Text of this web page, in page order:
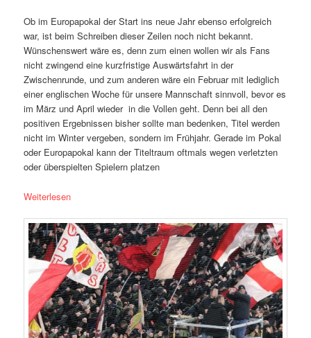
Ob im Europapokal der Start ins neue Jahr ebenso erfolgreich
war, ist beim Schreiben dieser Zeilen noch nicht bekannt.
Wünschenswert wäre es, denn zum einen wollen wir als Fans
nicht zwingend eine kurzfristige Auswärtsfahrt in der
Zwischenrunde, und zum anderen wäre ein Februar mit lediglich
einer englischen Woche für unsere Mannschaft sinnvoll, bevor es
im März und April wieder in die Vollen geht. Denn bei all den
positiven Ergebnissen bisher sollte man bedenken, Titel werden
nicht im Winter vergeben, sondern im Frühjahr. Gerade im Pokal
oder Europapokal kann der Titeltraum oftmals wegen verletzten
oder überspielten Spielern platzen
Weiterlesen